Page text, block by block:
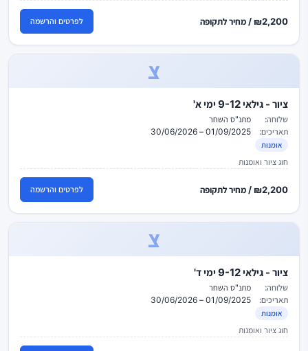
₪2,200 / מחיר לתקופה לפרטים והרשמה
צ
ציור - גילאי 9-12 ימי א'
שלוחה:
מתנ"ס השחר
תאריכים:
01/09/2025 – 30/06/2026
אומנות
חוג ציור ואומנות
₪2,200 / מחיר לתקופה לפרטים והרשמה
צ
ציור - גילאי 9-12 ימי ד'
שלוחה:
מתנ"ס השחר
תאריכים:
01/09/2025 – 30/06/2026
אומנות
חוג ציור ואומנות